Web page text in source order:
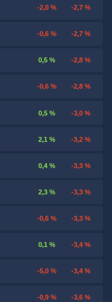
-2,0 % -2,7 %
-0,6 % -2,7 %
0,5 % -2,8 %
-0,6 % -2,8 %
0,5 % -3,0 %
2,1 % -3,2 %
0,4 % -3,3 %
2,3 % -3,3 %
-0,6 % -3,3 %
0,1 % -3,4 %
-5,0 % -3,4 %
-0,9 % -3,6 %